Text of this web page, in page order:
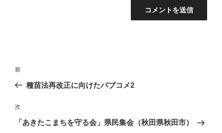
投
稿
ビ
ゲ
前
の
稿
前
種苗法再改正に向けたパブコメ2
次
の
次
「あきたこまちを守る会」県民集会（秋田県秋田市）